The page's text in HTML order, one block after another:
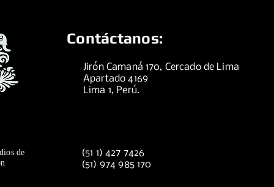
Contáctanos:
Jirón Camaná 170, Cercado de Lima
Apartado 4169
Lima 1, Perú.
de
(51 1) 427 7426
(51) 974 985 170